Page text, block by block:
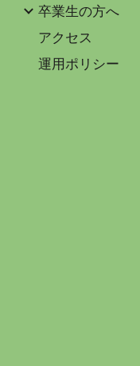
卒業生の方へ
アクセス
運用ポリシー